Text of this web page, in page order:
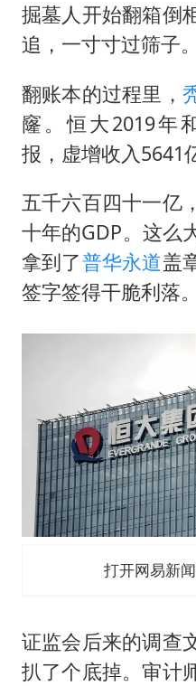
掘墓人开始翻箱倒
追，一寸寸过筛子。
翻账本的过程里，
窿。恒大2019年
报，虚增收入5641
五千六百四十一亿
十年的GDP。这么
拿到了普华永道盖
签字签得干脆利落。
打开网易新
证监会后来的调查
扒了个底掉。审计